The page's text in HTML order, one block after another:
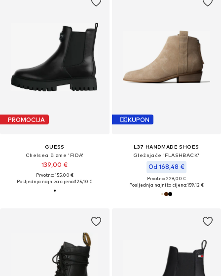
PROMOCIJA
GUESS
Chelsea čizme 'FIDA'
139,00 €
Prvotno: 155,00 €
Posljednja najniža cijena:125,10 €
KUPON
L37 HANDMADE SHOES
Gležnjače 'FLASHBACK'
Od 168,48 €
Prvotno: 229,00 €
Posljednja najniža cijena:159,12 €